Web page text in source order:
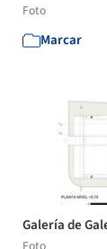
Foto
Marcar
Galería de